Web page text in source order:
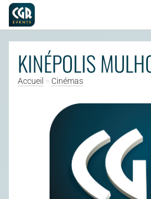
Aller au contenu principal
KINÉPOLIS
Accueil > Cinémas